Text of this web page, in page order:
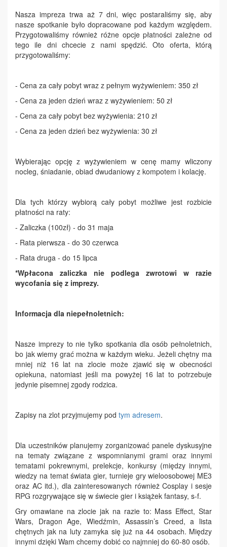
Nasza impreza trwa aż 7 dni, więc postaraliśmy się, aby
nasze spotkanie było dopracowane pod każdym względem.
Przygotowaliśmy również różne opcje płatności zależne od
tego ile dni chcecie z nami spędzić. Oto oferta, którą
przygotowaliśmy:
- Cena za cały pobyt wraz z pełnym wyżywieniem: 350 zł
- Cena za jeden dzień wraz z wyżywieniem: 50 zł
- Cena za cały pobyt bez wyżywienia: 210 zł
- Cena za jeden dzień bez wyżywienia: 30 zł
Wybierając opcję z wyżywieniem w cenę mamy wliczony
nocleg, śniadanie, obiad dwudaniowy z kompotem i kolację.
Dla tych którzy wybiorą cały pobyt możliwe jest rozbicie
płatności na raty:
- Zaliczka (100zł) - do 31 maja
- Rata pierwsza - do 30 czerwca
- Rata druga - do 15 lipca
*Wpłacona zaliczka nie podlega zwrotowi w razie
wycofania się z imprezy.
Informacja dla niepełnoletnich:
Nasze imprezy to nie tylko spotkania dla osób pełnoletnich,
bo jak wiemy grać można w każdym wieku. Jeżeli chętny ma
mniej niż 16 lat na zlocie może zjawić się w obecności
opiekuna, natomiast jeśli ma powyżej 16 lat to potrzebuje
jedynie pisemnej zgody rodzica.
Zapisy na zlot przyjmujemy pod tym adresem.
Dla uczestników planujemy zorganizować panele dyskusyjne
na tematy związane z wspomnianymi grami oraz innymi
tematami pokrewnymi, prelekcje, konkursy (między innymi,
wiedzy na temat świata gier, turnieje gry wieloosobowej ME3
oraz AC itd.), dla zainteresowanych również Cosplay i sesje
RPG rozgrywające się w świecie gier i książek fantasy, s-f.
Gry omawiane na zlocie jak na razie to: Mass Effect, Star
Wars, Dragon Age, Wiedźmin, Assassin’s Creed, a lista
chętnych jak na luty zamyka się już na 44 osobach. Między
innymi dzięki Wam chcemy dobić co najmniej do 60-80 osób.